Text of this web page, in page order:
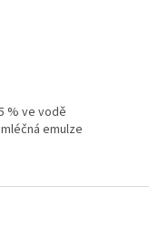
% ve vodě
emulze